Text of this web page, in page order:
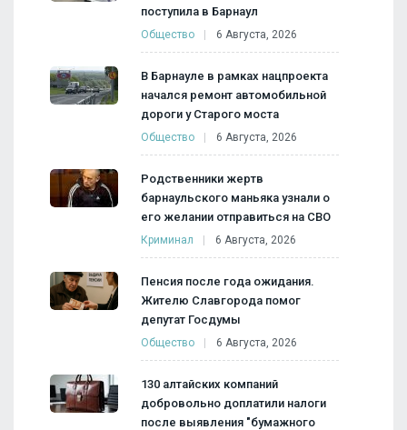
поступила в Барнаул
Общество 6 Августа, 2026
В Барнауле в рамках нацпроекта
начался ремонт автомобильной
дороги у Старого моста
Общество 6 Августа, 2026
Родственники жертв
барнаульского маньяка узнали о
его желании отправиться на СВО
Криминал 6 Августа, 2026
Пенсия после года ожидания.
Жителю Славгорода помог
депутат Госдумы
Общество 6 Августа, 2026
130 алтайских компаний
добровольно доплатили налоги
после выявления "бумажного